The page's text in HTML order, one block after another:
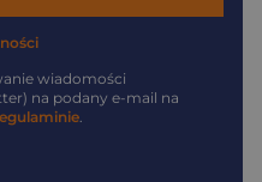
wiadomości
na podany e-mail na